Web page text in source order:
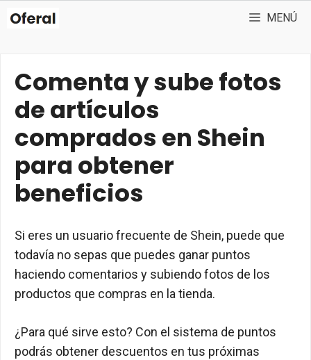
Saltar
MENÚ
Comenta y sube fotos
de artículos
comprados en Shein
para obtener
beneficios
Si eres un usuario frecuente de Shein, puede que
todavía no sepas que puedes ganar puntos
haciendo comentarios y subiendo fotos de los
productos que compras en la tienda.
¿Para qué sirve esto? Con el sistema de puntos
podrás obtener descuentos en tus próximas